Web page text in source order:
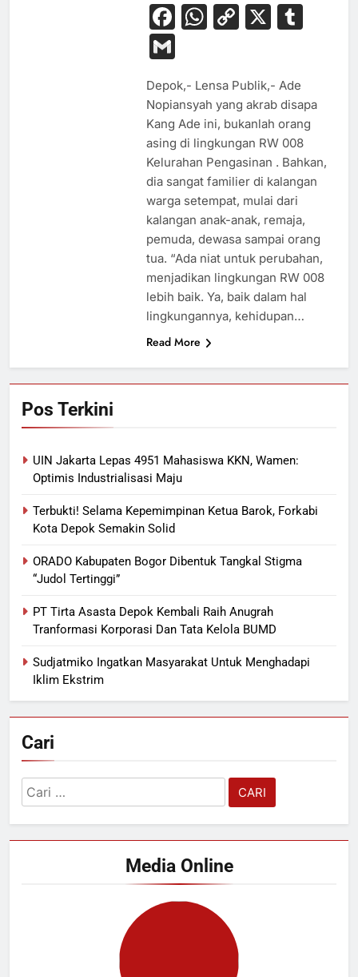
Facebook
WhatsApp
Copy
X
Gmail
Depok,- Lensa Publik,- Ade
Nopiansyah yang akrab disapa
Kang Ade ini, bukanlah orang
asing di lingkungan RW 008
Kelurahan Pengasinan . Bahkan,
dia sangat familier di kalangan
warga setempat, mulai dari
kalangan anak-anak, remaja,
pemuda, dewasa sampai orang
tua. “Ada niat untuk perubahan,
menjadikan lingkungan RW 008
lebih baik. Ya, baik dalam hal
lingkungannya, kehidupan…
Read More
Pos Terkini
UIN Jakarta Lepas 4951 Mahasiswa KKN, Wamen:
Optimis Industrialisasi Maju
Terbukti! Selama Kepemimpinan Ketua Barok, Forkabi
Kota Depok Semakin Solid
ORADO Kabupaten Bogor Dibentuk Tangkal Stigma
“Judol Tertinggi”
PT Tirta Asasta Depok Kembali Raih Anugrah
Tranformasi Korporasi Dan Tata Kelola BUMD
Sudjatmiko Ingatkan Masyarakat Untuk Menghadapi
Iklim Ekstrim
Cari
Cari
untuk:
Media Online